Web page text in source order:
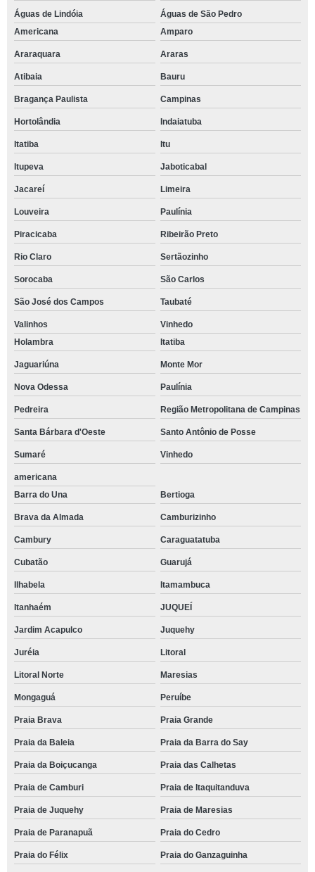
Águas de Lindóia
Águas de São Pedro
Americana
Amparo
Araraquara Araras
Atibaia Bauru
Bragança Paulista Campinas
Hortolândia Indaiatuba
Itatiba Itu
Itupeva Jaboticabal
Jacareí Limeira
Louveira Paulínia
Piracicaba Ribeirão Preto
Rio Claro Sertãozinho
Sorocaba São Carlos
São José dos Campos Taubaté
Valinhos
Vinhedo
Holambra
Itatiba
Jaguariúna Monte Mor
Nova Odessa Paulínia
Pedreira Região Metropolitana de Campinas
Santa Bárbara d'Oeste Santo Antônio de Posse
Sumaré Vinhedo
americana
Barra do Una
Bertioga
Brava da Almada Camburizinho
Cambury Caraguatatuba
Cubatão Guarujá
Ilhabela Itamambuca
Itanhaém JUQUEÍ
Jardim Acapulco Juquehy
Juréia Litoral
Litoral Norte Maresias
Mongaguá Peruíbe
Praia Brava Praia Grande
Praia da Baleia Praia da Barra do Say
Praia da Boiçucanga Praia das Calhetas
Praia de Camburi Praia de Itaquitanduva
Praia de Juquehy Praia de Maresias
Praia de Paranapuã Praia do Cedro
Praia do Félix Praia do Ganzaguinha